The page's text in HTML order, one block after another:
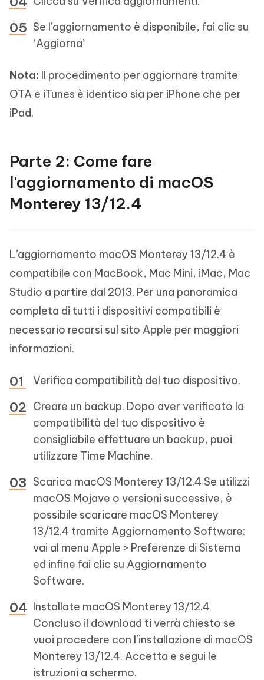
Se l’aggiornamento è disponibile, fai clic su
‘Aggiorna’
Nota: Il procedimento per aggiornare tramite
OTA e iTunes è identico sia per iPhone che per
iPad.
Parte 2: Come fare
l'aggiornamento di macOS
Monterey 13/12.4
L’aggiornamento macOS Monterey 13/12.4 è
compatibile con MacBook, Mac Mini, iMac, Mac
Studio a partire dal 2013. Per una panoramica
completa di tutti i dispositivi compatibili è
necessario recarsi sul sito Apple per maggiori
informazioni.
Verifica compatibilità del tuo dispositivo.
Creare un backup. Dopo aver verificato la
compatibilità del tuo dispositivo è
consigliabile effettuare un backup, puoi
utilizzare Time Machine.
Scarica macOS Monterey 13/12.4 Se utilizzi
macOS Mojave o versioni successive, è
possibile scaricare macOS Monterey
13/12.4 tramite Aggiornamento Software:
vai al menu Apple > Preferenze di Sistema
ed infine fai clic su Aggiornamento
Software.
Installate macOS Monterey 13/12.4
Concluso il download ti verrà chiesto se
vuoi procedere con l’installazione di macOS
Monterey 13/12.4. Accetta e segui le
istruzioni a schermo.